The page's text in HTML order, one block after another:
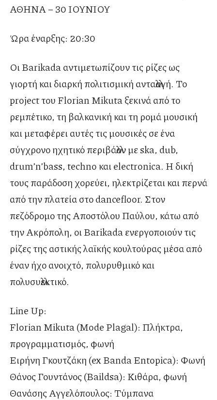
ΑΘΗΝΑ – 30 ΙΟΥΝΙΟΥ
Ώρα έναρξης: 20:30
Οι Barikada αντιμετωπίζουν τις ρίζες ως
γιορτή και διαρκή πολιτισμική ανταλλαγή. Το
project του Florian Mikuta ξεκινά από το
ρεμπέτικο, τη βαλκανική και τη ρομά μουσική
και μεταφέρει αυτές τις μουσικές σε ένα
σύγχρονο ηχητικό περιβάλλον με ska, dub,
drum’n’bass, techno και electronica. Η δική
τους παράδοση χορεύει, ηλεκτρίζεται και περνά
από την πλατεία στο dancefloor. Στον
πεζόδρομο της Αποστόλου Παύλου, κάτω από
την Ακρόπολη, οι Barikada ενεργοποιούν τις
ρίζες της αστικής λαϊκής κουλτούρας μέσα από
έναν ήχο ανοιχτό, πολυρυθμικό και
πολυσυλλεκτικό.
Line Up:
Florian Mikuta (Mode Plagal): Πλήκτρα,
προγραμματισμός, φωνή
Ειρήνη Γκουτζάκη (ex Banda Entopica): Φωνή
Θάνος Γουντάνος (Baildsa): Κιθάρα, φωνή
Θανάσης Αγγελόπουλος: Τύμπανα